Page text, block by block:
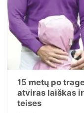
15 metų po
atviras laiškas
teises